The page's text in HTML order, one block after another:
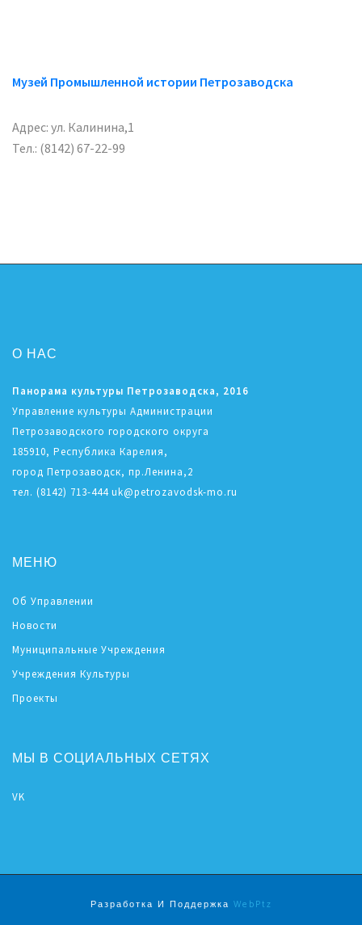
Музей Промышленной истории Петрозаводска
Адрес: ул. Калинина,1
Тел.: (8142) 67-22-99
О НАС
Панорама культуры Петрозаводска, 2016
Управление культуры Администрации
Петрозаводского городского округа
185910, Республика Карелия,
город Петрозаводск, пр.Ленина,2
тел. (8142) 713-444 uk@petrozavodsk-mo.ru
МЕНЮ
Об Управлении
Новости
Муниципальные Учреждения
Учреждения Культуры
Проекты
МЫ В СОЦИАЛЬНЫХ СЕТЯХ
VK
Разработка И Поддержка WebPtz